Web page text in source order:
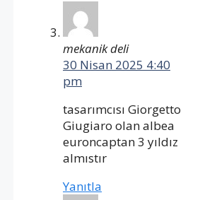
mekanik deli
30 Nisan 2025 4:40
pm
tasarımcısı Giorgetto
Giugiaro olan albea
euroncaptan 3 yıldız
almıstır
Yanıtla